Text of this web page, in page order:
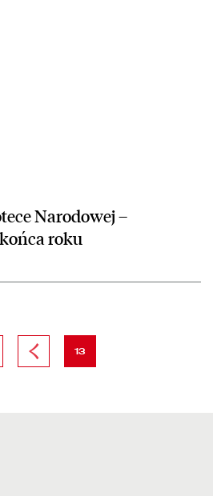
Narodowej –
roku
strona
Poprzednia strona
strona
13
godziny